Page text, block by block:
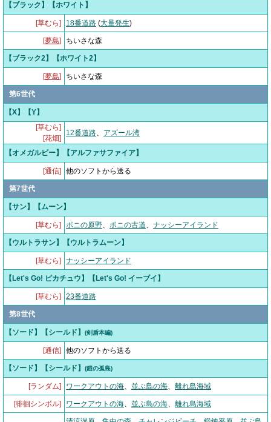
【ブラック】【ホワイト】
[草むら] 18番道路 (大量発生)
[夢島] ちいさな森
【ブラック2】【ホワイト2】
[夢島] ちいさな森
第6世代
【X】【Y】
[草むら]
[花畑]
12番道路、 アズール湾
【オメガルビー】【アルファサファイア】
[通信] 他のソフトから送る
第7世代
【サン】【ムーン】
[草むら] ポニの原野、 ポニの古道、 ナッシーアイランド
【ウルトラサン】【ウルトラムーン】
[草むら] ナッシーアイランド
【Let's Go! ピカチュウ】【Let's Go! イーブイ】
[草むら] 23番道路
第8世代
【ソード】【シールド】 (剣盾本編)
[通信] 他のソフトから送る
【ソード】【シールド】 (鎧の孤島)
[ランダム] ワークアウトの海、 並ぶ島の海、 離れ島海域
[徘徊シンボル] ワークアウトの海、 並ぶ島の海、 離れ島海域